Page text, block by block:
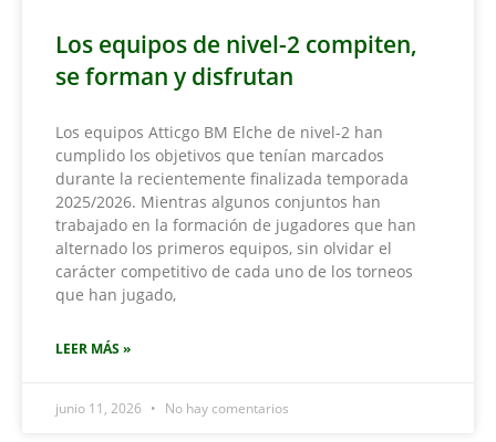
Los equipos de nivel-2 compiten,
se forman y disfrutan
Los equipos Atticgo BM Elche de nivel-2 han
cumplido los objetivos que tenían marcados
durante la recientemente finalizada temporada
2025/2026. Mientras algunos conjuntos han
trabajado en la formación de jugadores que han
alternado los primeros equipos, sin olvidar el
carácter competitivo de cada uno de los torneos
que han jugado,
LEER MÁS »
junio 11, 2026 No hay comentarios